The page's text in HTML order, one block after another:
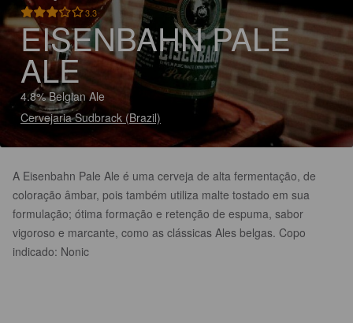
3.3
EISENBAHN PALE
ALE
4.8% Belgian Ale
Cervejaria Sudbrack (Brazil)
A Eisenbahn Pale Ale é uma cerveja de alta fermentação, de
coloração âmbar, pois também utiliza malte tostado em sua
formulação; ótima formação e retenção de espuma, sabor
vigoroso e marcante, como as clássicas Ales belgas. Copo
indicado: Nonic